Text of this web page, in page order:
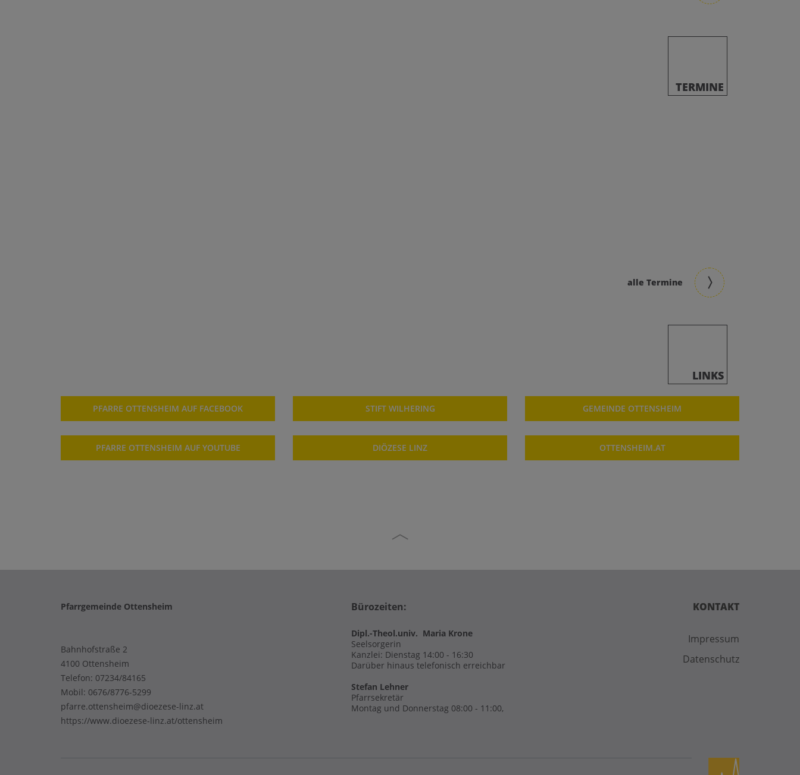
TERMINE
alle Termine
LINKS
PFARRE OTTENSHEIM AUF FACEBOOK
PFARRE OTTENSHEIM AUF YOUTUBE
STIFT WILHERING
DIÖZESE LINZ
GEMEINDE OTTENSHEIM
OTTENSHEIM.AT
KONTAKT
Impressum
Datenschutz
Pfarrgemeinde Ottensheim
Bahnhofstraße 2
4100 Ottensheim
Telefon: 07234/84165
Mobil: 0676/8776-5299
pfarre.ottensheim@dioezese-linz.at
https://www.dioezese-linz.at/ottensheim
Bürozeiten:
Dipl.-Theol.univ. Maria Krone
Seelsorgerin
Kanzlei: Dienstag 14:00 - 16:30
Darüber hinaus telefonisch erreichbar
Stefan Lehner
Pfarrsekretär
Montag und Donnerstag 08:00 - 11:00,